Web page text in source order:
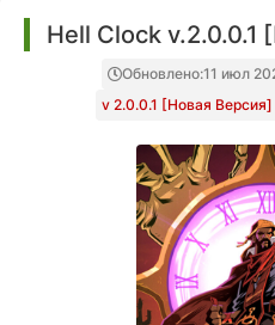
Hell Clock v.2.0.0.1
Обновлено:11 июл
v 2.0.0.1 [Новая